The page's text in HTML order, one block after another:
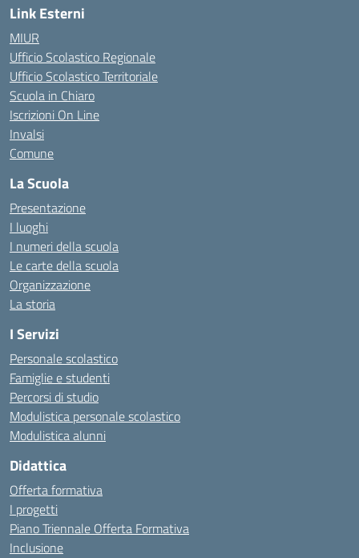
Link Esterni
MIUR
Ufficio Scolastico Regionale
Ufficio Scolastico Territoriale
Scuola in Chiaro
Iscrizioni On Line
Invalsi
Comune
La Scuola
Presentazione
I luoghi
I numeri della scuola
Le carte della scuola
Organizzazione
La storia
I Servizi
Personale scolastico
Famiglie e studenti
Percorsi di studio
Modulistica personale scolastico
Modulistica alunni
Didattica
Offerta formativa
I progetti
Piano Triennale Offerta Formativa
Inclusione